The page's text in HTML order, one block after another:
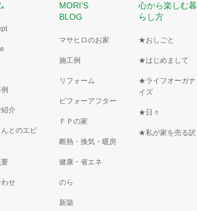
介
とのエピ
わせ
MORI’S
BLOG
マサヒロのお家
施工例
リフォーム
ビフォーアフター
ＦＰの家
断熱・換気・暖房
健康・省エネ
のら
新築
心から楽しむ暮
らし方
★おしごと
★はじめまして
★ライフオーガナ
イズ
★日々
★私が家を売る訳